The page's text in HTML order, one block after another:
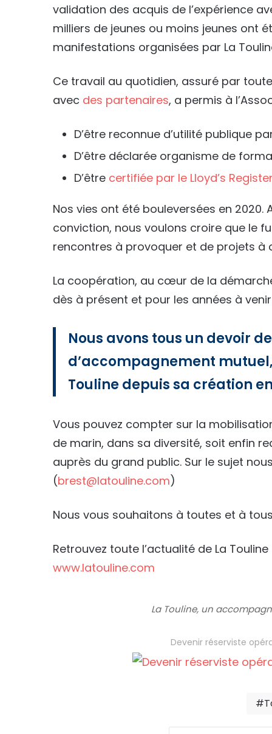
validation des acquis de l’expérience
milliers de jeunes ou moins jeunes ont
manifestations organisées par La
Ce travail au quotidien, assuré par
avec des partenaires, a permis à
D’être reconnue d’utilité publique
D’être déclarée organisme de
D’être certifiée par le Lloyd’s
Nos vies ont été bouleversées en 2020.
conviction, nous voulons croire que le
rencontres à provoquer et de projets à
La coopération, au cœur de la
dès à présent et pour les années à
Nous avons tous un devoir
d’accompagnement
Touline depuis sa création en
Vous pouvez compter sur la
de marin, dans sa diversité, soit enfin
auprès du grand public. Sur le sujet
(brest@latouline.com)
Nous vous souhaitons à toutes et à
Retrouvez toute l’actualité de La
www.latouline.com
La Touline, un
Devenir réserviste